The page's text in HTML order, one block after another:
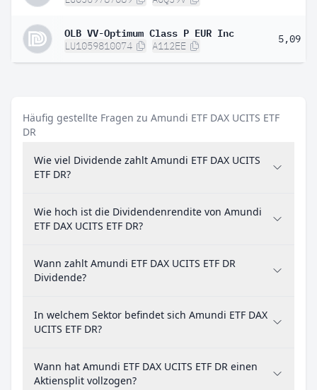
OLB VV-Optimum Class P EUR Inc
LU1059810074 A112EE
5,09 %
Häufig gestellte Fragen zu Amundi ETF DAX UCITS ETF
DR
Wie viel Dividende zahlt Amundi ETF DAX UCITS
ETF DR?
Wie hoch ist die Dividendenrendite von Amundi
ETF DAX UCITS ETF DR?
Wann zahlt Amundi ETF DAX UCITS ETF DR
Dividende?
In welchem Sektor befindet sich Amundi ETF DAX
UCITS ETF DR?
Wann hat Amundi ETF DAX UCITS ETF DR einen
Aktiensplit vollzogen?